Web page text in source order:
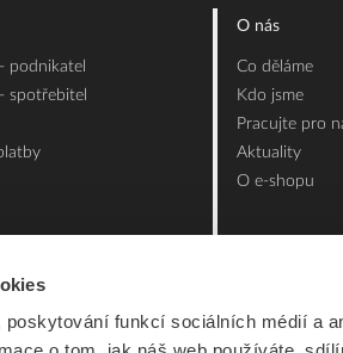
poskytování funkcí sociálních médií a
podnikatel
spotřebitel
O nás
Co děláme
Kdo jsme
Pracujte pro
Aktuality
O e-shopu